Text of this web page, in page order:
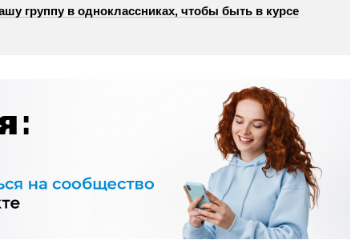
группу в одноклассниках, чтобы быть в курсе